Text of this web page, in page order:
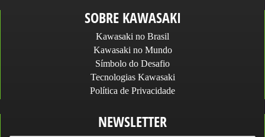
SOBRE KAWASAKI
Kawasaki no Brasil
Kawasaki no Mundo
Símbolo do Desafio
Tecnologias Kawasaki
Política de Privacidade
NEWSLETTER